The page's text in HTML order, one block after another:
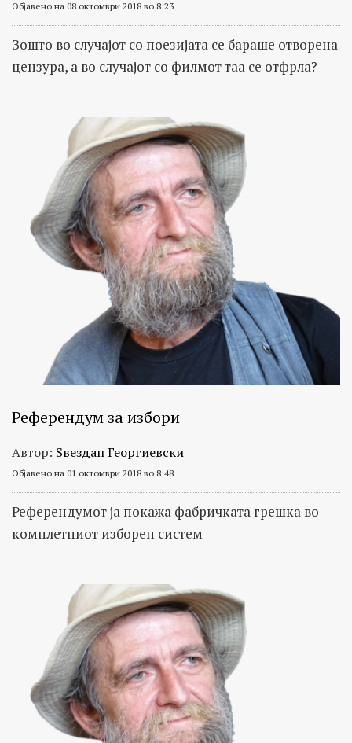
Објавено на 08 октомври 2018 во 8:23
Зошто во случајот со поезијата се бараше отворена
цензура, а во случајот со филмот таа се отфрла?
Референдум за избори
Автор: Ѕвездан Георгиевски
Објавено на 01 октомври 2018 во 8:48
Референдумот ја покажа фабричката грешка во
комплетниот изборен систем